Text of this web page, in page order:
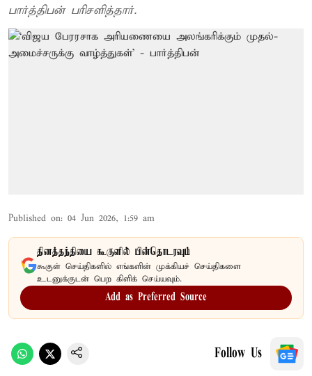
பார்த்திபன் பரிசளித்தார்.
Published on: 04 Jun 2026, 1:59 am
தினத்தந்தியை கூகுளில் பின்தொடரவும்
கூகுள் செய்திகளில் எங்களின் முக்கியச் செய்திகளை
உடனுக்குடன் பெற கிளிக் செய்யவும்.
Add as Preferred Source
Follow Us